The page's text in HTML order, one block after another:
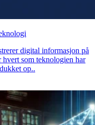
digital informasjon på
hvert som teknologien har
op..